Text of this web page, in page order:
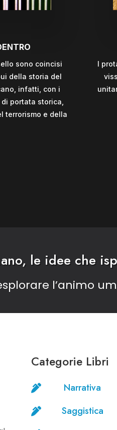
sono coincisi
della storia del
infatti, con i
portata storica,
terrorismo e della
I
le idee che
l’animo
Categorie Libri
 Narrativa
 Saggistica